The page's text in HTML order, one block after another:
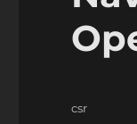
Autor
csr